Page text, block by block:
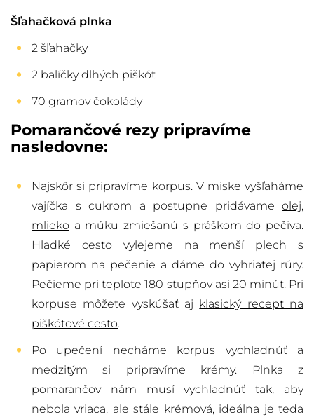
Šľahačková plnka
2 šľahačky
2 balíčky dlhých piškót
70 gramov čokolády
Pomarančové rezy pripravíme
nasledovne:
Najskôr si pripravíme korpus. V miske vyšľaháme
vajíčka s cukrom a postupne pridávame olej,
mlieko a múku zmiešanú s práškom do pečiva.
Hladké cesto vylejeme na menší plech s
papierom na pečenie a dáme do vyhriatej rúry.
Pečieme pri teplote 180 stupňov asi 20 minút. Pri
korpuse môžete vyskúšať aj klasický recept na
piškótové cesto.
Po upečení necháme korpus vychladnúť a
medzitým si pripravíme krémy. Plnka z
pomarančov nám musí vychladnúť tak, aby
nebola vriaca, ale stále krémová, ideálna je teda